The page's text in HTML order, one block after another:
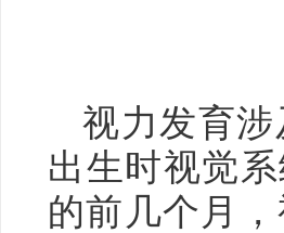
视力发育
出生时视觉
的前几个月